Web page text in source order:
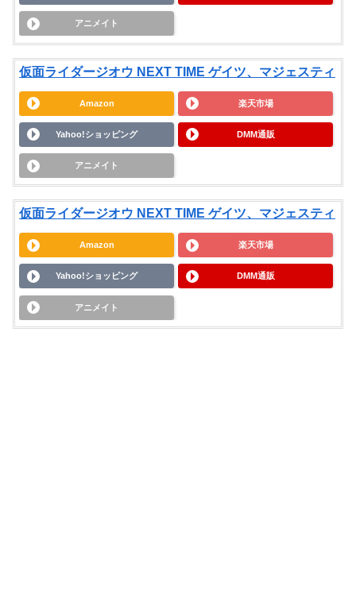
アニメイト
仮面ライダージオウ NEXT TIME ゲイツ、マジェスティ
Amazon 楽天市場
Yahoo!ショッピング DMM通販
アニメイト
仮面ライダージオウ NEXT TIME ゲイツ、マジェスティ
Amazon 楽天市場
Yahoo!ショッピング DMM通販
アニメイト